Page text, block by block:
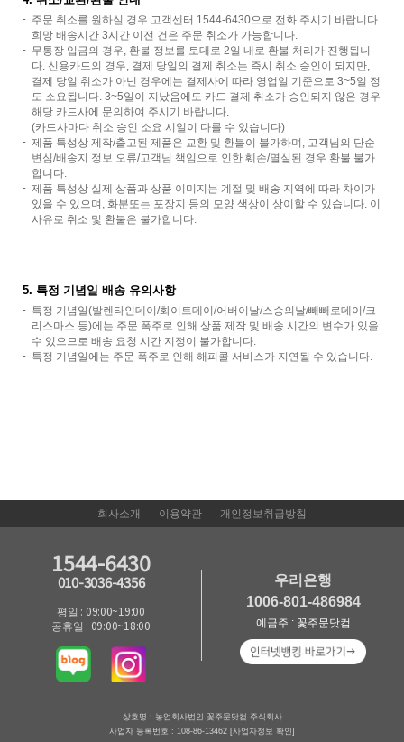
주문 취소를 원하실 경우 고객센터 1544-6430으로 전화 주시기 바랍니다.
희망 배송시간 3시간 이전 건은 주문 취소가 가능합니다.
무통장 입금의 경우, 환불 정보를 토대로 2일 내로 환불 처리가 진행됩니
다. 신용카드의 경우, 결제 당일의 결제 취소는 즉시 취소 승인이 되지만,
결제 당일 취소가 아닌 경우에는 결제사에 따라 영업일 기준으로 3~5일 정
도 소요됩니다. 3~5일이 지났음에도 카드 결제 취소가 승인되지 않은 경우
해당 카드사에 문의하여 주시기 바랍니다.
(카드사마다 취소 승인 소요 시일이 다를 수 있습니다)
제품 특성상 제작/출고된 제품은 교환 및 환불이 불가하며, 고객님의 단순
변심/배송지 정보 오류/고객님 책임으로 인한 훼손/멸실된 경우 환불 불가
합니다.
제품 특성상 실제 상품과 상품 이미지는 계절 및 배송 지역에 따라 차이가
있을 수 있으며, 화분또는 포장지 등의 모양 색상이 상이할 수 있습니다. 이
사유로 취소 및 환불은 불가합니다.
5. 특정 기념일 배송 유의사항
특정 기념일(발렌타인데이/화이트데이/어버이날/스승의날/빼빼로데이/크
리스마스 등)에는 주문 폭주로 인해 상품 제작 및 배송 시간의 변수가 있을
수 있으므로 배송 요청 시간 지정이 불가합니다.
특정 기념일에는 주문 폭주로 인해 해피콜 서비스가 지연될 수 있습니다.
회사소개 이용약관 개인정보취급방침
1544-6430
010-3036-4356
평일 : 09:00~19:00
공휴일 : 09:00~18:00
우리은행
1006-801-486984
예금주 : 꽃주문닷컴
상호명 : 농업회사법인 꽃주문닷컴 주식회사
사업자 등록번호 : 108-86-13462 [사업자정보 확인]